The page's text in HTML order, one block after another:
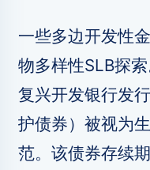
一些多边开发性
物多样性SLB探
复兴开发银行发
护债券）被视为
范。该债券存续